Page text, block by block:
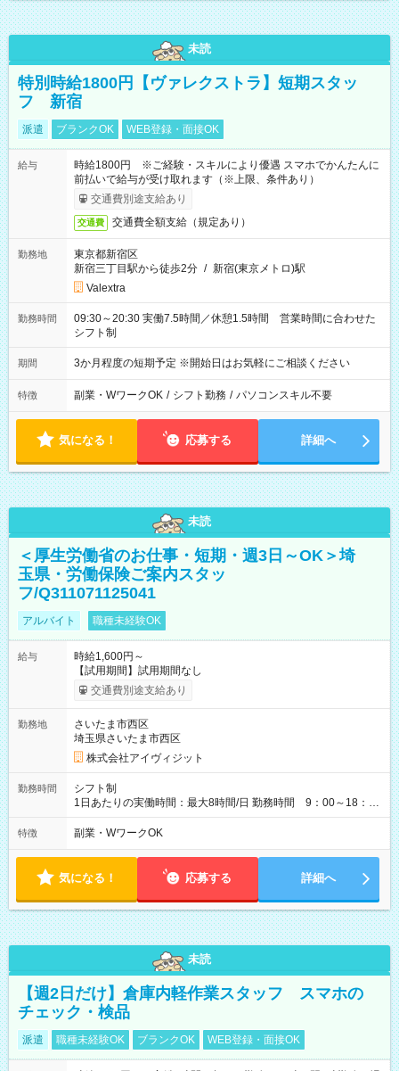
未読
特別時給1800円【ヴァレクストラ】短期スタッ
フ 新宿
派遣 ブランクOK WEB登録・面接OK
給与
時給1800円 ※ご経験・スキルにより優遇 スマホでかんたんに
前払いで給与が受け取れます（※上限、条件あり）
交通費別途支給あり
交通費 交通費全額支給（規定あり）
勤務地
東京都新宿区
新宿三丁目駅から徒歩2分 / 新宿(東京メトロ)駅
Valextra
勤務時間
09:30～20:30 実働7.5時間／休憩1.5時間 営業時間に合わせた
シフト制
期間 3か月程度の短期予定 ※開始日はお気軽にご相談ください
特徴 副業・WワークOK / シフト勤務 / パソコンスキル不要
気になる！ 応募する 詳細へ
未読
＜厚生労働省のお仕事・短期・週3日～OK＞埼
玉県・労働保険ご案内スタッ
フ/Q311071125041
アルバイト 職種未経験OK
給与
時給1,600円～
【試用期間】試用期間なし
交通費別途支給あり
勤務地
さいたま市西区
埼玉県さいたま市西区
株式会社アイヴィジット
勤務時間
シフト制
1日あたりの実働時間：最大8時間/日 勤務時間 9：00～18：
00(実働8h、休憩1h) 土日祝含む週3日～OK、シフト制 ※もちろ
ん週5日勤務もOK♪ 勤務期間：2026年8月12日～9月9日※リスト
特徴 副業・WワークOK
気になる！ 応募する 詳細へ
未読
【週2日だけ】倉庫内軽作業スタッフ スマホの
チェック・検品
派遣 職種未経験OK ブランクOK WEB登録・面接OK